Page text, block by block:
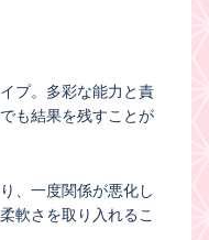
プ。多彩な能力と責
も結果を残すことが
、一度関係が悪化し
軟さを取り入れるこ